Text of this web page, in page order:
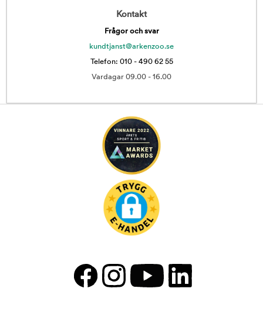
Kontakt
Frågor och svar
kundtjanst@arkenzoo.se
Telefon: 010 - 490 62 55
Vardagar 09.00 - 16.00